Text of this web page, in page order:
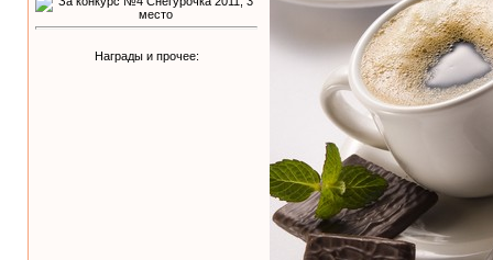
Награды и прочее: